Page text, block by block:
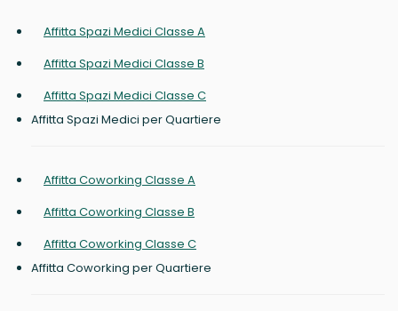
Affitta Spazi Medici Classe A
Affitta Spazi Medici Classe B
Affitta Spazi Medici Classe C
Affitta Spazi Medici per Quartiere
Affitta Coworking Classe A
Affitta Coworking Classe B
Affitta Coworking Classe C
Affitta Coworking per Quartiere